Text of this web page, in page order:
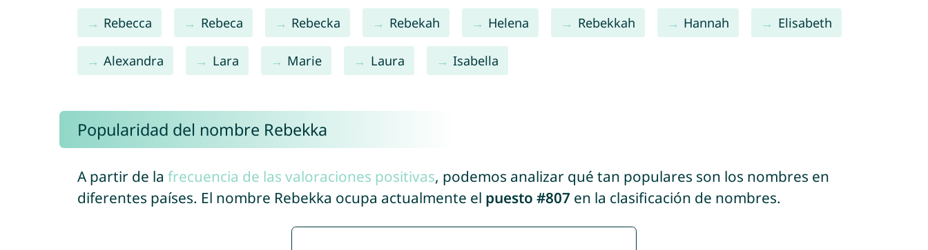
Rebecca Rebeca Rebecka Rebekah Helena Rebekkah Hannah Elisabeth
Alexandra Lara Marie Laura Isabella
Popularidad del nombre Rebekka
A partir de la frecuencia de las valoraciones positivas, podemos analizar qué tan populares son los nombres en
diferentes países. El nombre Rebekka ocupa actualmente el puesto #807 en la clasificación de nombres.